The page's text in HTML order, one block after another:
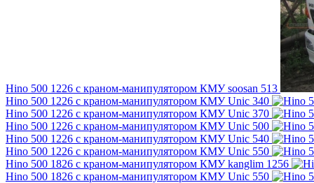
Hino 500 1226 с краном-манипулятором КМУ soosan 513
Hino 500 1226 с краном-манипулятором КМУ Unic 340
Hino 500 1226 с краном-манипулятором КМУ Unic 370
Hino 500 1226 с краном-манипулятором КМУ Unic 500
Hino 500 1226 с краном-манипулятором КМУ Unic 540
Hino 500 1226 с краном-манипулятором КМУ Unic 550
Hino 500 1826 с краном-манипулятором КМУ kanglim 1256
Hino 500 1826 с краном-манипулятором КМУ Unic 550